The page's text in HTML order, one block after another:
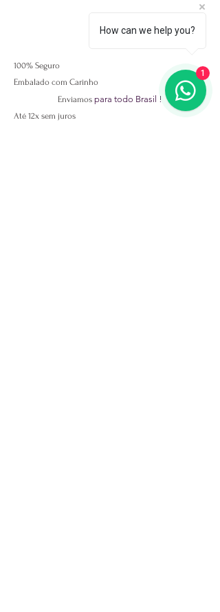
100% Seguro
Embalado com Carinho
Enviamos para todo Brasil !
Até 12x sem juros
How can we help you?
1